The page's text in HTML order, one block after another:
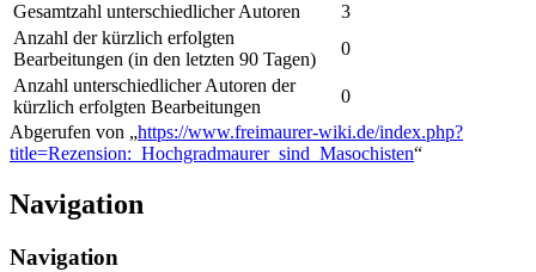
Gesamtzahl unterschiedlicher Autoren
3
Anzahl der kürzlich erfolgten
Bearbeitungen (in den letzten 90 Tagen)
0
Anzahl unterschiedlicher Autoren der
kürzlich erfolgten Bearbeitungen
0
Abgerufen von „https://www.freimaurer-wiki.de/index.php?
title=Rezension:_Hochgradmaurer_sind_Masochisten“
Navigation
Navigation